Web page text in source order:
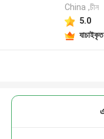
China ,চীন
5.0